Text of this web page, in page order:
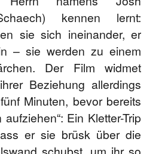
kennen lernt:
sie sich ineinander, er
– sie werden zu einem
Der Film widmet
Beziehung allerdings
Minuten, bevor bereits
Ein Kletter-Trip
er sie brüsk über die